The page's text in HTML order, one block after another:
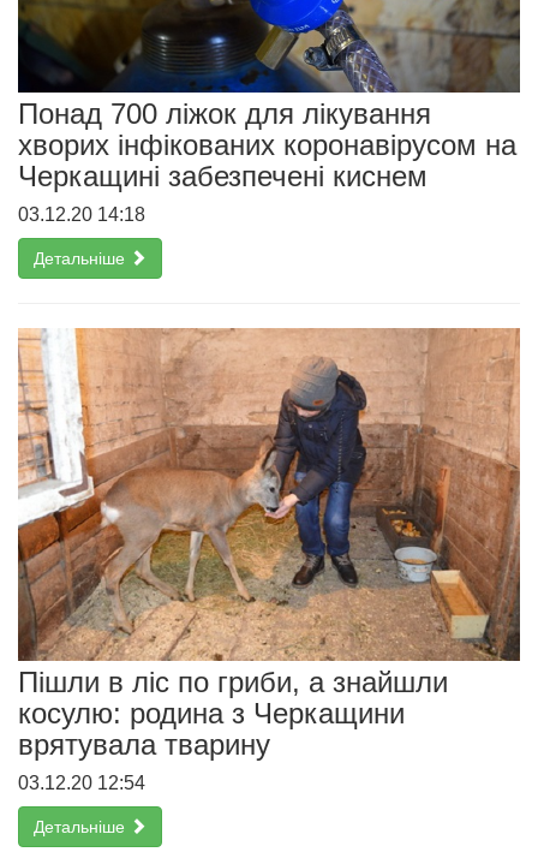
Понад 700 ліжок для лікування
хворих інфікованих коронавірусом на
Черкащині забезпечені киснем
03.12.20 14:18
Детальніше
Пішли в ліс по гриби, а знайшли
косулю: родина з Черкащини
врятувала тварину
03.12.20 12:54
Детальніше